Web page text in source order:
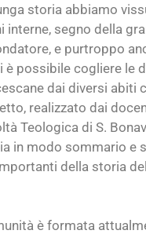
storia abbiamo
interne, segno della
e purtroppo
è possibile cogliere le
dai diversi abiti
realizzato dai
Teologica di S.
in modo sommario e
della storia
è formata